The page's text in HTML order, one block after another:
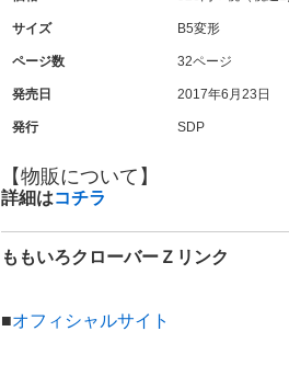
サイズ B5変形
ページ数 32ページ
発売日 2017年6月23日
発行 SDP
【物販について】
詳細はコチラ
ももいろクローバーＺリンク
■オフィシャルサイト